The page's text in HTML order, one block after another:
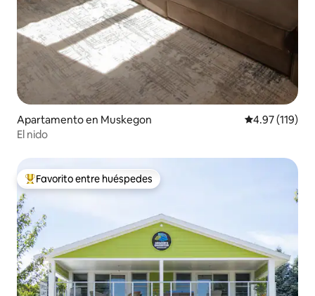
Apartamento en Muskegon Calificación
4.97 (119)
El nido
Favorito entre huéspedes preferido
Favorito entre huéspedes